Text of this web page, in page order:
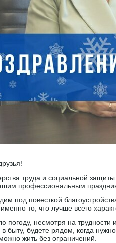
труда и социальной
профессиональным
под повесткой
то, что лучше всего
погоду, несмотря на трудности
быту, будете рядом, когда
жить без ограничений.